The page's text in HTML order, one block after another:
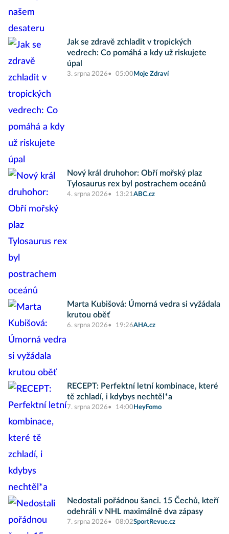
Jak se zdravě zchladit v tropických
vedrech: Co pomáhá a kdy už riskujete
úpal
3. srpna 2026 05:00 Moje Zdraví
Nový král druhohor: Obří mořský plaz
Tylosaurus rex byl postrachem oceánů
4. srpna 2026 13:21ABC.cz
Marta Kubišová: Úmorná vedra si vyžádala
krutou oběť
6. srpna 2026 19:26AHA.cz
RECEPT: Perfektní letní kombinace, které
tě zchladí, i kdybys nechtěl*a
7. srpna 2026 14:00 HeyFomo
Nedostali pořádnou šanci. 15 Čechů, kteří
odehráli v NHL maximálně dva zápasy
7. srpna 2026 08:02SportRevue.cz